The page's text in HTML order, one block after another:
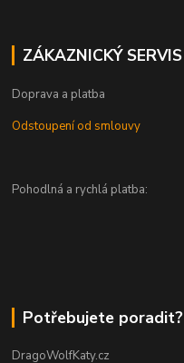
ZÁKAZNICKÝ SERVIS
Doprava a platba
Odstoupení od smlouvy
Pohodlná a rychlá platba:
Potřebujete poradit?
DragoWolfKaty.cz